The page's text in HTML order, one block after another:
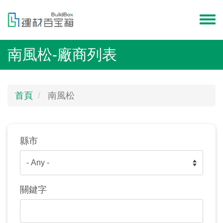
內
容
menu
南風松-廠商列表
首頁 南風松
縣市
關鍵字